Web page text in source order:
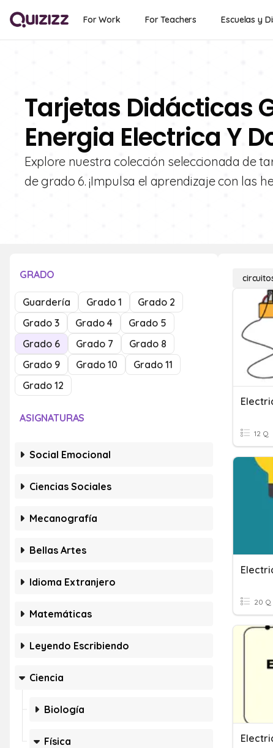
For Work For Teachers Escuelas y
Tarjetas Didácticas
Energia Electrica Y
Explore nuestra colección seleccionada de
de grado 6. ¡Impulsa el aprendizaje con las
GRADO
Guardería Grado 1
Grado 2
Grado 3
Grado 4
Grado 5
Grado 6
Grado 7
Grado 8
Grado 9
Grado 10
Grado 11
Grado 12
ASIGNATURAS
Social Emocional
Ciencias Sociales
Mecanografía
Bellas Artes
Idioma Extranjero
Matemáticas
Leyendo Escribiendo
Ciencia
Biología
Física
12 Q
20 Q